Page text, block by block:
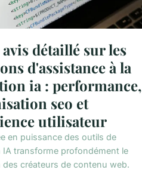
détaillé sur les
d'assistance à la
ia : performance,
seo et
utilisateur
en puissance des outils de
IA transforme profondément le
des créateurs de contenu web.